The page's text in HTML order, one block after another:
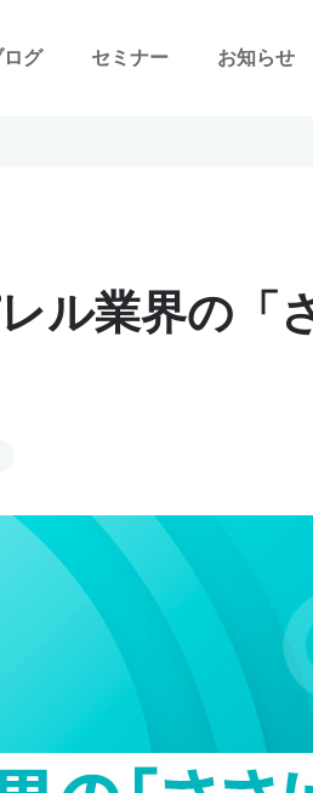
動を自動化する
テム
・CRMシステム
える化するクラウド分析ツール
ブ企業向け
ィング支援
ログ セミナー お知らせ
ル業界の「